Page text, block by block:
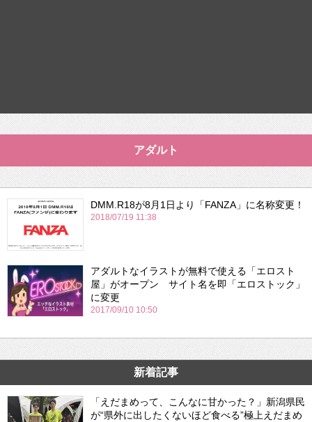
アダルト
DMM.R18が8月1日より「FANZA」に名称変更！
2018/07/19 11:38
アダルトなイラストが無料で使える「エロスト
屋」がオープン サイト名を即「エロストック」
に変更
2017/09/10 10:50
新着記事
「えだまめって、こんなに甘かった？」新潟県民
が“県外に出したくないほど食べる”極上えだまめ